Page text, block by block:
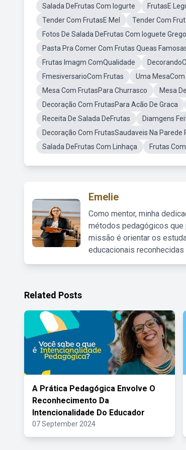
Salada DeFrutas Com Iogurte FrutasE
Tender Com FrutasE Mel
Tender Com
Fotos De Salada DeFrutas Com Ioguete Grego
Pasta Pra Comer Com Frutas Queas
Frutas Imagm ComQualidade
FmesiversarioCom Frutas
Uma
Mesa Com FrutasPara Churrasco
Mesa
Decoração Com FrutasPara Acão De Graca
Receita De Salada DeFrutas
Diamgens
Decoração Com FrutasSaudaveis Na Parede
Salada DeFrutas Com Linhaça
Frutas
Emelie
Como mentor, minha
métodos pedagógicos que
missão é orientar os
educacionais
Related Posts
A Prática Pedagógica Envolve O
Reconhecimento Da
Intencionalidade Do Educador
07 September 2024